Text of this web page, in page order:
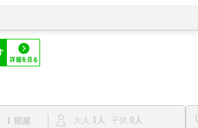
1 大人 1 子供 0